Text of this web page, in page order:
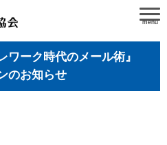
menu
ワーク時代のメール術』
のお知らせ